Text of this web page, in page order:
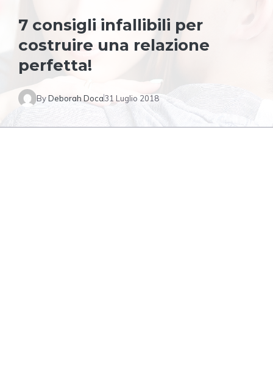
7 consigli infallibili per
costruire una relazione
perfetta!
ByDeborah Doca31 Luglio 2018